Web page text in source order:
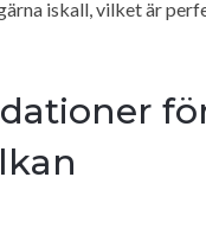
iskall, vilket är